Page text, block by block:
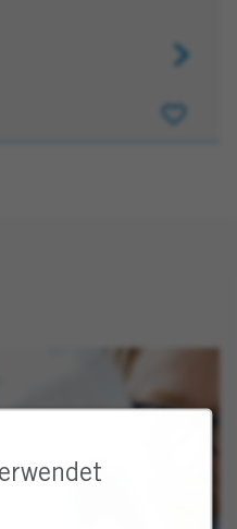
R&D